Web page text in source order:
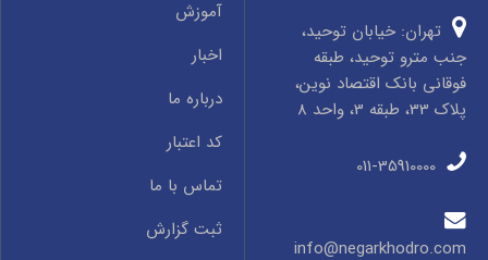
تهران: خیابان توحید،
جنب مترو توحید، طبقه
فوقانی بانک اقتصاد نوین،
پلاک 33، طبقه 3، واحد 8
info@negarkhodro.com
آموزش
اخبار
درباره ما
کد اعتبار
تماس با ما
ثبت گزارش